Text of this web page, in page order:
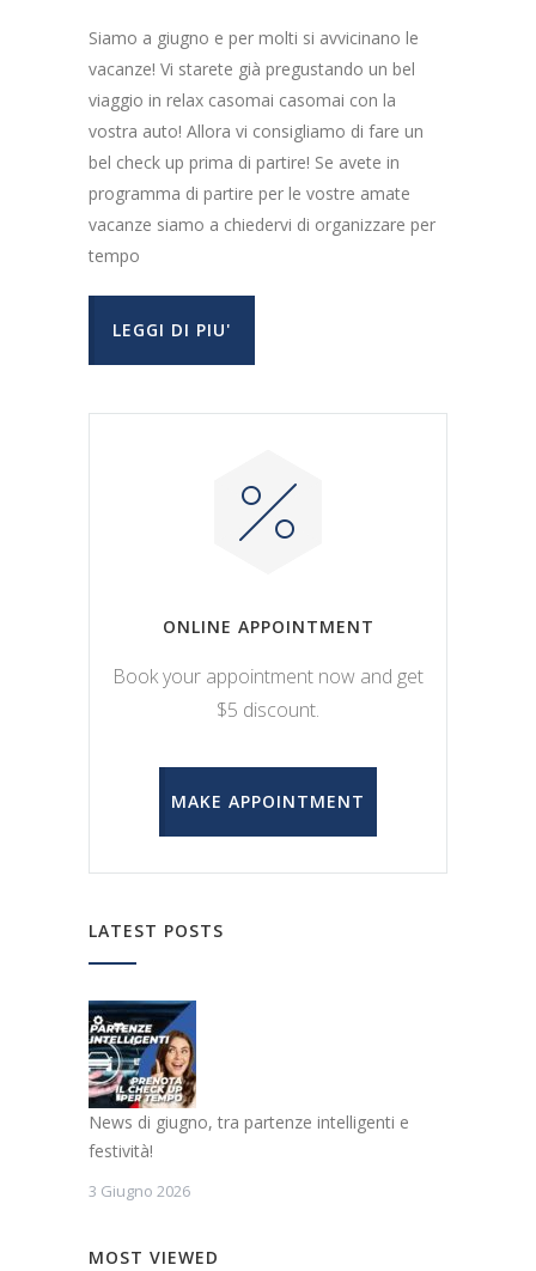
Siamo a giugno e per molti si avvicinano le
vacanze! Vi starete già pregustando un bel
viaggio in relax casomai casomai con la
vostra auto! Allora vi consigliamo di fare un
bel check up prima di partire! Se avete in
programma di partire per le vostre amate
vacanze siamo a chiedervi di organizzare per
tempo
LEGGI DI PIU'
ONLINE APPOINTMENT
Book your appointment now and get
$5 discount.
MAKE APPOINTMENT
LATEST POSTS
News di giugno, tra partenze intelligenti e
festività!
3 Giugno 2026
MOST VIEWED